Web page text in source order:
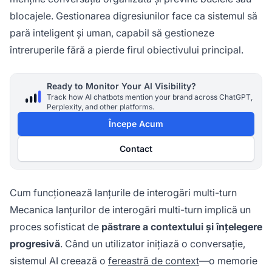
blocajele. Gestionarea digresiunilor face ca sistemul să
pară inteligent și uman, capabil să gestioneze
întreruperile fără a pierde firul obiectivului principal.
Ready to Monitor Your AI Visibility?
Track how AI chatbots mention your brand across ChatGPT,
Perplexity, and other platforms.
Începe Acum
Contact
Cum funcționează lanțurile de interogări multi-turn
Mecanica lanțurilor de interogări multi-turn implică un
proces sofisticat de păstrare a contextului și înțelegere
progresivă. Când un utilizator inițiază o conversație,
sistemul AI creează o fereastră de context—o memorie